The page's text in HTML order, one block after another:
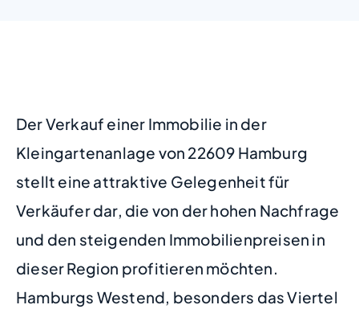
Der Verkauf einer Immobilie in der
Kleingartenanlage von 22609 Hamburg
stellt eine attraktive Gelegenheit für
Verkäufer dar, die von der hohen Nachfrage
und den steigenden Immobilienpreisen in
dieser Region profitieren möchten.
Hamburgs Westend, besonders das Viertel